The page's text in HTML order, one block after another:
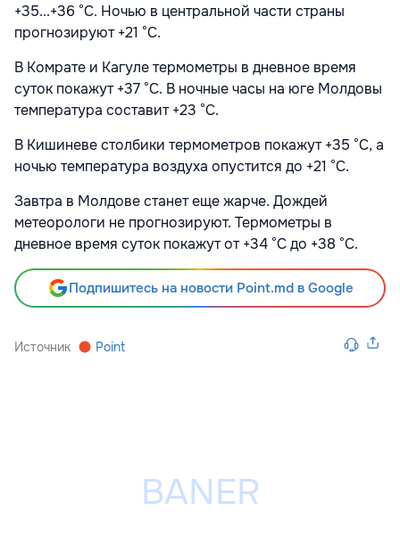
+35...+36 °С. Ночью в центральной части страны
прогнозируют +21 °С.
В Комрате и Кагуле термометры в дневное время
суток покажут +37 °С. В ночные часы на юге Молдовы
температура составит +23 °С.
В Кишиневе столбики термометров покажут +35 °С, а
ночью температура воздуха опустится до +21 °С.
Завтра в Молдове станет еще жарче. Дождей
метеорологи не прогнозируют. Термометры в
дневное время суток покажут от +34 °С до +38 °С.
Подпишитесь на новости Point.md в Google
Источник Point